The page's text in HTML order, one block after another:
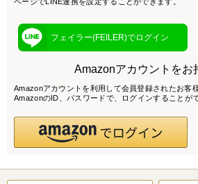
フェイラー(FEILER)でログイン
Amazonアカウントをお
Amazonアカウントを利用して会員登録されたお客様
AmazonのID、パスワードで、ログインすることが